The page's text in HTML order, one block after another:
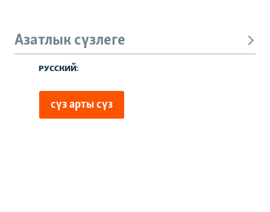
Азатлык сүзлеге